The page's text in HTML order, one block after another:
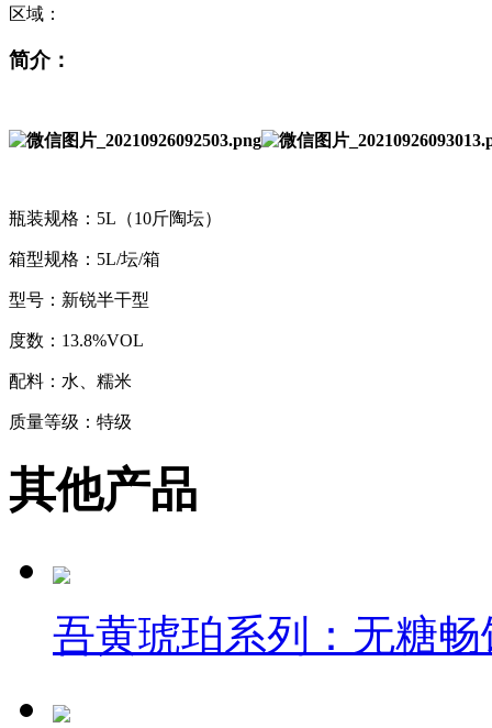
区域：
简介：
瓶装规格：5L（10斤陶坛）
箱型规格：5L/坛/箱
型号：新锐半干型
度数：13.8%VOL
配料：水、糯米
质量等级：特级
储存条件：阴凉、干燥、通风
产地：江苏镇江·丹阳
其他产品
吾黄琥珀系列：无糖